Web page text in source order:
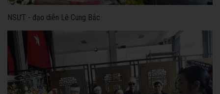
NSƯT - đạo diễn Lê Cung Bắc